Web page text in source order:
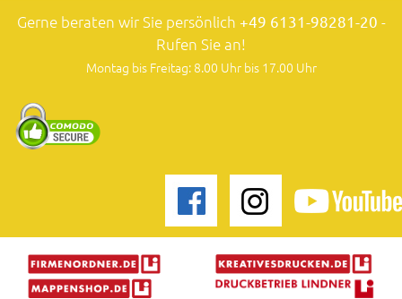
Gerne beraten wir Sie persönlich +49 6131-98281-20 -
Rufen Sie an!
Montag bis Freitag: 8.00 Uhr bis 17.00 Uhr